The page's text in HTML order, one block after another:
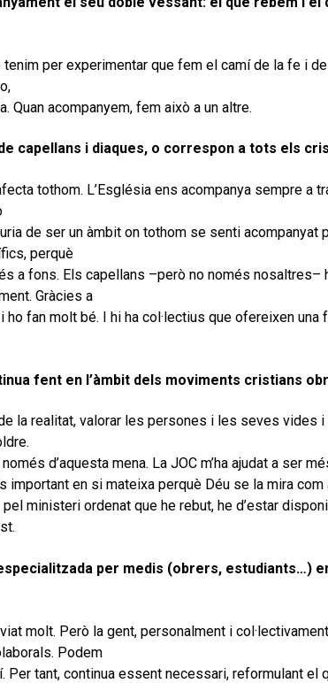
per experimentar que fem el camí de la fe i de
Quan acompanyem, fem això a un altre.
capellans i diaques, o correspon a tots els
tothom. L’Església ens acompanya sempre a
de ser un àmbit on tothom se senti acompanyat
perquè
a fons. Els capellans –però no només nosaltres–
Gràcies a
ho fan molt bé. I hi ha col·lectius que ofereixen
fent en l’àmbit dels moviments cristians
la realitat, valorar les persones i les seves vides
d’aquesta mena. La JOC m’ha ajudat a ser
en si mateixa perquè Déu se la mira com
ministeri ordenat que he rebut, he d’estar
per medis (obrers, estudiants…)
molt. Però la gent, personalment i
Podem
tant, continua essent necessari, reformulant el